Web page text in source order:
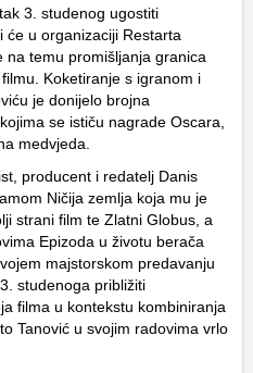
3. studenog ugostiti
će u organizaciji Restarta
temu promišljanja granica
Koketiranje s igranom i
je donijelo brojna
se ističu nagrade Oscara,
medvjeda.
producent i redatelj Danis
Ničija zemlja koja mu je
strani film te Zlatni Globus, a
Epizoda u životu berača
majstorskom predavanju
studenoga približiti
filma u kontekstu kombiniranja
Tanović u svojim radovima vrlo